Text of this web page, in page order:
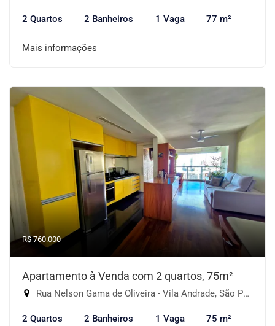
2 Quartos 2 Banheiros 1 Vaga 77 m²
Mais informações
R$ 760.000
Apartamento à Venda com 2 quartos, 75m²
Rua Nelson Gama de Oliveira - Vila Andrade, São Paulo-SP
2 Quartos 2 Banheiros 1 Vaga 75 m²